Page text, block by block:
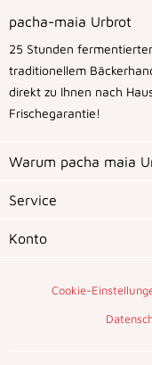
pacha-maia Urbrot
25 Stunden
traditionellem
direkt zu Ihnen nach
Frischegarantie!
Warum pacha maia
Service
Konto
Cookie-